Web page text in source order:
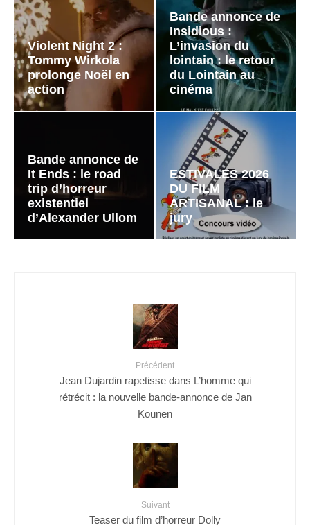
Violent Night 2 :
Tommy Wirkola
prolonge Noël en
action
Bande annonce de
Insidious :
L’invasion du
lointain : le retour
du Lointain au
cinéma
Bande annonce de
It Ends : le road
trip d’horreur
existentiel
d’Alexander Ullom
ESTIVALES 2026
DU FILM
ARTISANAL : le
jury
Précédent
Jean Dujardin rapetisse dans L’homme qui
rétrécit : la nouvelle bande-annonce de Jan
Kounen
Suivant
Teaser du film d’horreur Dolly